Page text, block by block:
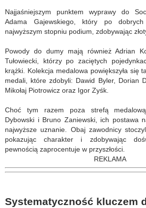
Najjaśniejszym punktem wyprawy do
Adama Gajewskiego, który po
najwyższym stopniu podium, zdobywając
Powody do dumy mają również Adrian
Tułowiecki, którzy po zaciętych
krążki. Kolekcja medalowa powiększyła się
medali, które zdobyli: Dawid Byler, Dorian
Mikołaj Piotrowicz oraz Igor Zyśk.
Choć tym razem poza strefą
Dybowski i Bruno Zaniewski, ich postawa
najwyższe uznanie. Obaj zawodnicy
pokazując charakter i zdobywając
pewnością zaprocentuje w przyszłości.
REKLAMA
Systematyczność kluczem